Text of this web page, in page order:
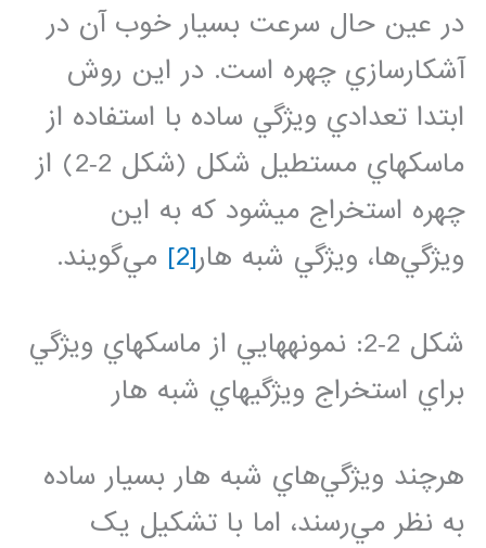
در عين حال سرعت بسيار خوب آن در
آشکارسازي چهره است. در اين روش
ابتدا تعدادي ويژگي ساده با استفاده از
ماسک‏هاي مستطيل شکل (شکل ‏2‑2) از
چهره استخراج مي‏شود که به اين
ويژگي‌ها، ويژگي شبه هار[2] مي‌گويند.
شکل ‏2‑2: نمونه‏هايي از ماسک‏هاي ويژگي
براي استخراج ويژگي‏هاي شبه هار
هرچند ويژگي‌هاي شبه هار بسيار ساده
به نظر مي‌رسند، اما با تشکيل يک